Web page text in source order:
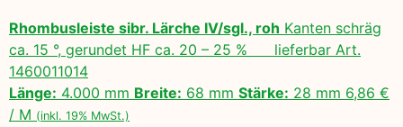
Rhombusleiste sibr. Lärche IV/sgl., roh Kanten schräg
ca. 15 °, gerundet HF ca. 20 – 25 % lieferbar Art.
1460011014
Länge: 4.000 mm Breite: 68 mm Stärke: 28 mm 6,86 €
/ M (inkl. 19% MwSt.)